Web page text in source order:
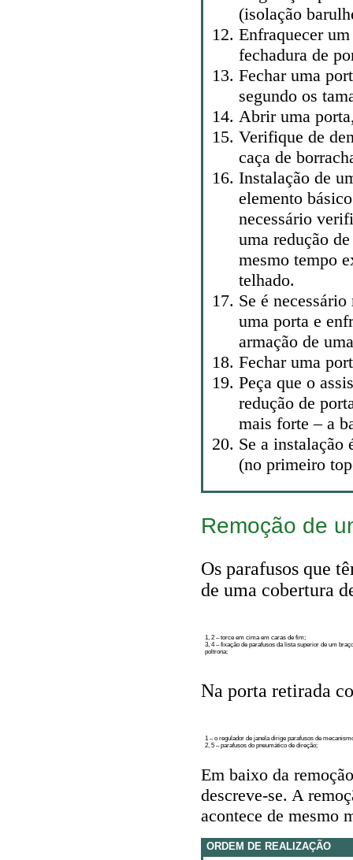
(isolação
Enfraquecer
fechadura de
Fechar uma
segundo os
Abrir uma
Verifique de
caça de
Instalação de
elemento
necessário
uma redução
mesmo tempo
telhado.
Se é
uma porta e
armação de
Fechar uma
Peça que o
redução de
mais forte – a
Se a instalação
(no primeiro
Remoção de
Os parafusos que
de uma cobertura
1, 2 – torce em cima em caras de fim;
3, 4 – fixação de parafusos da lista superior de um
poltrona;
Na porta retirada
1 – o regulador de janela dirige parafusos de
2, 5 – parafusos do pneumático de direção;
Em baixo da
descreve-se. A
acontece de mesmo
ORDEM DE REALIZAÇÃO